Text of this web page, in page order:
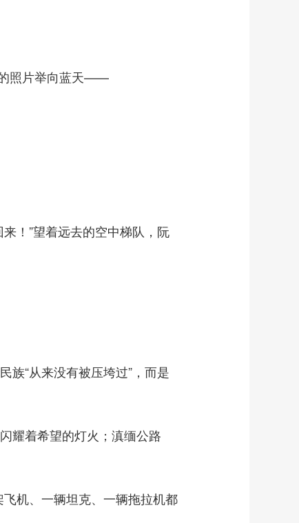
照片举向蓝天——
！”望着远去的空中梯队，阮
“从来没有被压垮过”，而是
耀着希望的灯火；滇缅公路
机、一辆坦克、一辆拖拉机都